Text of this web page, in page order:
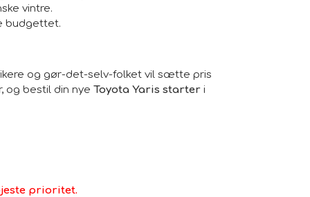
vintre.
budgettet.
og gør-det-selv-folket vil sætte pris
og bestil din nye Toyota Yaris starter i
prioritet.